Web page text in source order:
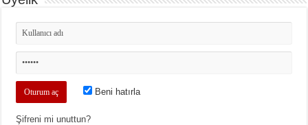
Beni hatırla
Şifreni mi unuttun?